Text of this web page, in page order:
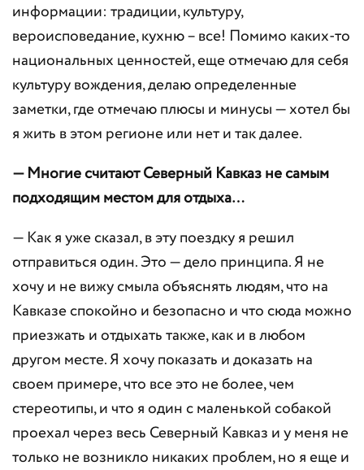
информации: традиции, культуру,
вероисповедание, кухню – все! Помимо каких-то
национальных ценностей, еще отмечаю для себя
культуру вождения, делаю определенные
заметки, где отмечаю плюсы и минусы — хотел бы
я жить в этом регионе или нет и так далее.
— Многие считают Северный Кавказ не самым
подходящим местом для отдыха…
— Как я уже сказал, в эту поездку я решил
отправиться один. Это — дело принципа. Я не
хочу и не вижу смыла объяснять людям, что на
Кавказе спокойно и безопасно и что сюда можно
приезжать и отдыхать также, как и в любом
другом месте. Я хочу показать и доказать на
своем примере, что все это не более, чем
стереотипы, и что я один с маленькой собакой
проехал через весь Северный Кавказ и у меня не
только не возникло никаких проблем, но я еще и